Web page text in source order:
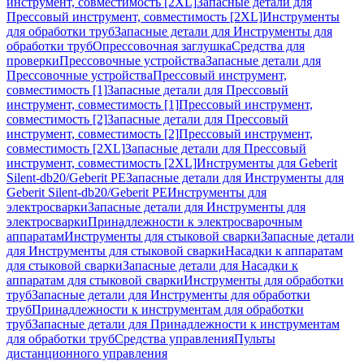
Прессовый инструмент, совместимость [2XL]Инструменты
для обработки трубЗапасные детали для Инструменты для
обработки трубОпрессовочная заглушкаСредства для
проверкиПрессовочные устройстваЗапасные детали для
Прессовочные устройстваПрессовый инструмент,
совместимость [1]Запасные детали для Прессовый
инструмент, совместимость [1]Прессовый инструмент,
совместимость [2]Запасные детали для Прессовый
инструмент, совместимость [2]Прессовый инструмент,
совместимость [2XL]Запасные детали для Прессовый
инструмент, совместимость [2XL]Инструменты для Geberit
Silent-db20/Geberit PEЗапасные детали для Инструменты для
Geberit Silent-db20/Geberit PEИнструменты для
электросваркиЗапасные детали для Инструменты для
электросваркиПринадлежности к электросварочным
аппаратамИнструменты для стыковой сваркиЗапасные детали
для Инструменты для стыковой сваркиНасадки к аппаратам
для стыковой сваркиЗапасные детали для Насадки к
аппаратам для стыковой сваркиИнструменты для обработки
трубЗапасные детали для Инструменты для обработки
трубПринадлежности к инструментам для обработки
трубЗапасные детали для Принадлежности к инструментам
для обработки трубСредства управленияПульты
дистанционного управления